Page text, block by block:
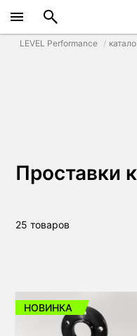
LEVEL Performance
Проставки
25 товаров
НОВИНКА